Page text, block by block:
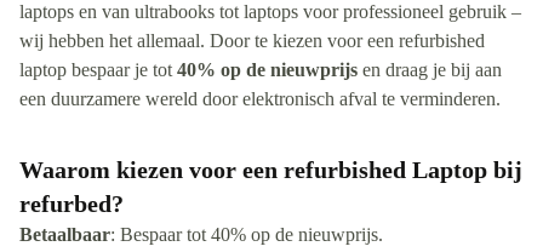
laptops en van ultrabooks tot laptops voor professioneel gebruik –
wij hebben het allemaal. Door te kiezen voor een refurbished
laptop bespaar je tot40% op de nieuwprijs en draag je bij aan
een duurzamere wereld door elektronisch afval te verminderen.
Waarom kiezen voor een refurbished Laptop bij
refurbed?
Betaalbaar: Bespaar tot 40% op de nieuwprijs.